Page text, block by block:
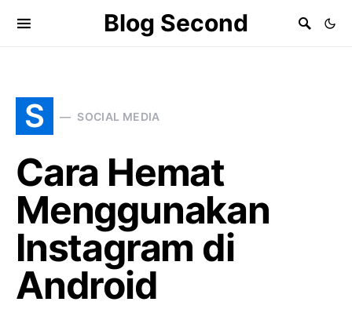
Blog Second
S SOCIAL MEDIA
Cara Hemat
Menggunakan
Instagram di
Android